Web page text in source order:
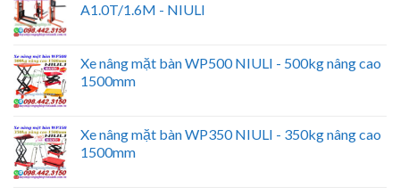
A1.0T/1.6M - NIULI
Xe nâng mặt bàn WP500 NIULI - 500kg nâng cao
1500mm
Xe nâng mặt bàn WP350 NIULI - 350kg nâng cao
1500mm